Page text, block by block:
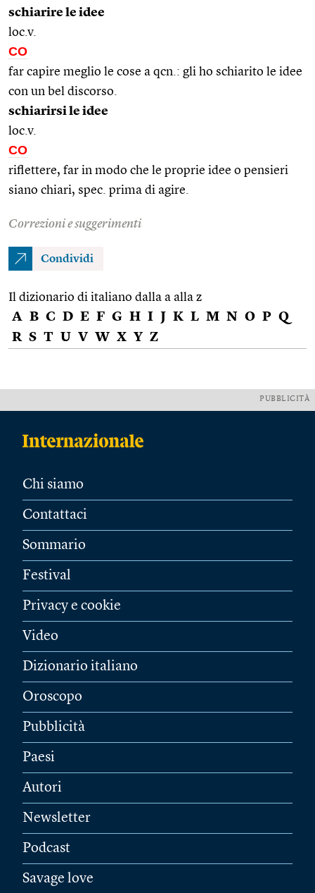
schiarire le idee
loc.v.
CO
far capire meglio le cose a qcn.: gli ho schiarito le idee
con un bel discorso.
schiarirsi le idee
loc.v.
CO
riflettere, far in modo che le proprie idee o pensieri
siano chiari, spec. prima di agire.
Correzioni e suggerimenti
Condividi
Il dizionario di italiano dalla a alla z
A B C D E F G H I J K L M N O P Q
R S T U V W X Y Z
PUBBLICITÀ
Chi siamo
Contattaci
Sommario
Festival
Privacy e cookie
Video
Dizionario italiano
Oroscopo
Pubblicità
Paesi
Autori
Newsletter
Podcast
Savage love